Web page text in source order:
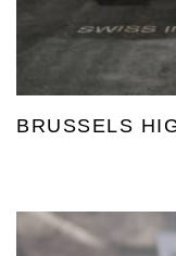
BRUSSELS